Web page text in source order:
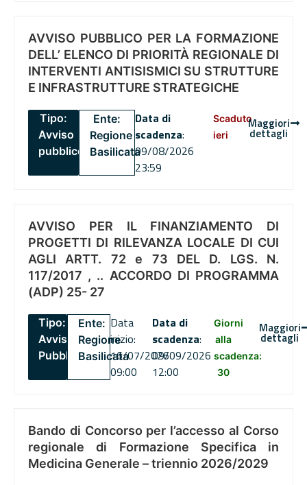
AVVISO PUBBLICO PER LA FORMAZIONE
DELL’ ELENCO DI PRIORITÀ REGIONALE DI
INTERVENTI ANTISISMICI SU STRUTTURE
E INFRASTRUTTURE STRATEGICHE
Tipo:
Avviso
pubblico
Ente:
Regione
Basilicata
Data di
scadenza:
09/08/2026
23:59
Scaduto
ieri
Maggiori
dettagli
AVVISO PER IL FINANZIAMENTO DI
PROGETTI DI RILEVANZA LOCALE DI CUI
AGLI ARTT. 72 e 73 DEL D. LGS. N.
117/2017 , .. ACCORDO DI PROGRAMMA
(ADP) 25- 27
Tipo:
Avviso
Pubblico
Ente:
Regione
Basilicata
Data
inizio:
16/07/2026
09:00
Data di
scadenza:
09/09/2026
12:00
Giorni
alla
scadenza:
30
Maggiori
dettagli
Bando di Concorso per l’accesso al Corso
regionale di Formazione Specifica in
Medicina Generale – triennio 2026/2029